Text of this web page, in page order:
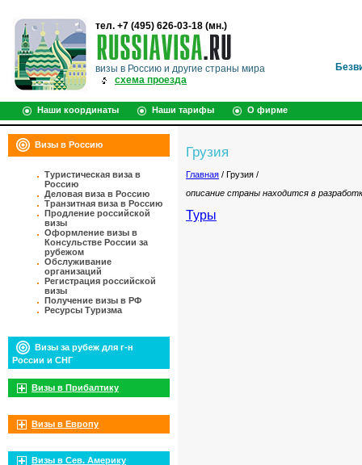
тел. +7 (495) 626-03-18 (мн.)
визы в Россию и другие страны мира
схема проезда
Наши координаты Наши тарифы О фирме
Визы в Россию
Туристическая виза в
Россию
Деловая виза в Россию
Транзитная виза в Россию
Продление российской
визы
Оформление визы в
Консульстве России за
рубежом
Обслуживание
организаций
Регистрация российской
визы
Получение визы в РФ
Ресурсы Туризма
Визы за рубеж для г-н
России и СНГ
Визы в Прибалтику
Визы в Европу
Визы в Сев. Америку
Грузия
Главная / Грузия /
описание страны находится в
Туры